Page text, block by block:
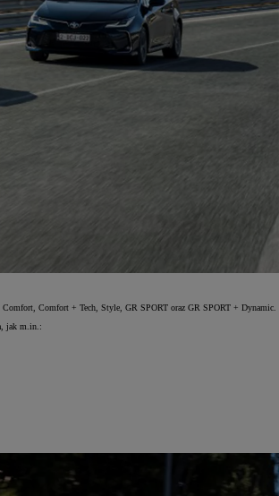
Comfort + Tech, Style, GR SPORT oraz GR SPORT + Dynamic.
jak m.in.: